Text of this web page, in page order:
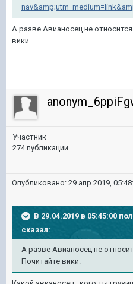
А разве Авианосец не
вики.
Участник
274 публикации
Опубликовано: 29 апр 2019,
В 29.04.2019 в 05:45:00
сказал:
А разве Авианосец не
Почитайте вики.